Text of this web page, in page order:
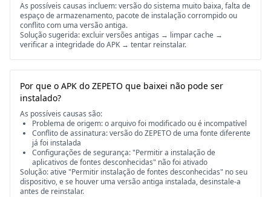
As possíveis causas incluem: versão do sistema muito baixa, falta de
espaço de armazenamento, pacote de instalação corrompido ou
conflito com uma versão antiga.
Solução sugerida: excluir versões antigas → limpar cache →
verificar a integridade do APK → tentar reinstalar.
Por que o APK do ZEPETO que baixei não pode ser
instalado?
As possíveis causas são:
Problema de origem: o arquivo foi modificado ou é incompatível
Conflito de assinatura: versão do ZEPETO de uma fonte diferente
já foi instalada
Configurações de segurança: "Permitir a instalação de
aplicativos de fontes desconhecidas" não foi ativado
Solução: ative "Permitir instalação de fontes desconhecidas" no seu
dispositivo, e se houver uma versão antiga instalada, desinstale-a
antes de reinstalar.